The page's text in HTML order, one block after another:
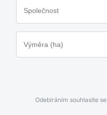
Odebíráním souhlasíte se